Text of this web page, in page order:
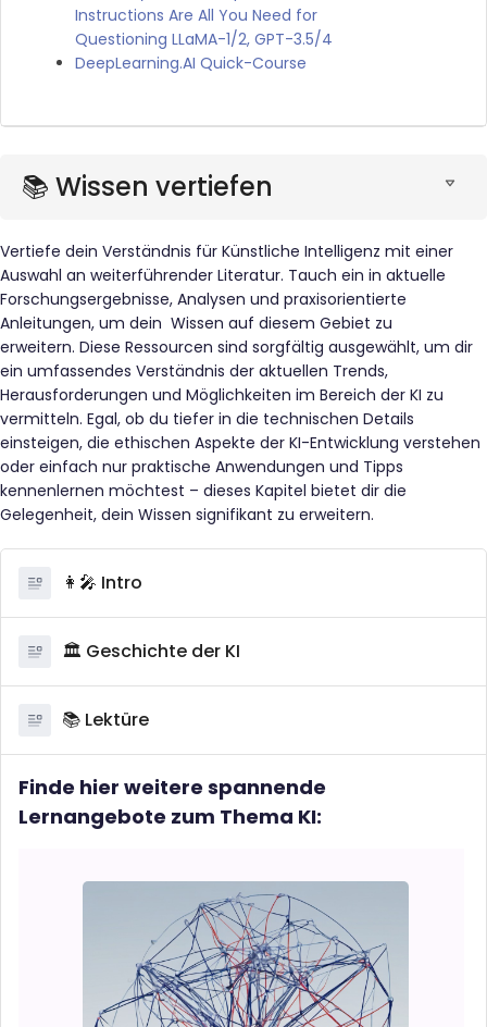
Instructions Are All You Need for
Questioning LLaMA-1/2, GPT-3.5/4
DeepLearning.AI Quick-Course
📚 Wissen vertiefen
Vertiefe dein Verständnis für Künstliche Intelligenz mit einer
Auswahl an weiterführender Literatur. Tauch ein in aktuelle
Forschungsergebnisse, Analysen und praxisorientierte
Anleitungen, um dein Wissen auf diesem Gebiet zu
erweitern. Diese Ressourcen sind sorgfältig ausgewählt, um dir
ein umfassendes Verständnis der aktuellen Trends,
Herausforderungen und Möglichkeiten im Bereich der KI zu
vermitteln. Egal, ob du tiefer in die technischen Details
einsteigen, die ethischen Aspekte der KI-Entwicklung verstehen
oder einfach nur praktische Anwendungen und Tipps
kennenlernen möchtest – dieses Kapitel bietet dir die
Gelegenheit, dein Wissen signifikant zu erweitern.
👩‍🎤 Intro
🏛️ Geschichte der KI
📚 Lektüre
Finde hier weitere spannende
Lernangebote zum Thema KI: